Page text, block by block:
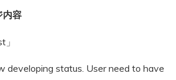
内容
developing status. User need to have